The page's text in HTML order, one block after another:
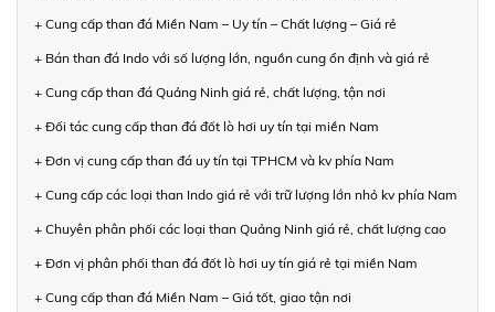
+ Cung cấp than đá Miền Nam – Uy tín – Chất lượng – Giá rẻ
+ Bán than đá Indo với số lượng lớn, nguồn cung ổn định và giá rẻ
+ Cung cấp than đá Quảng Ninh giá rẻ, chất lượng, tận nơi
+ Đối tác cung cấp than đá đốt lò hơi uy tín tại miền Nam
+ Đơn vị cung cấp than đá uy tín tại TPHCM và kv phía Nam
+ Cung cấp các loại than Indo giá rẻ với trữ lượng lớn nhỏ kv phía Nam
+ Chuyên phân phối các loại than Quảng Ninh giá rẻ, chất lượng cao
+ Đơn vị phân phối than đá đốt lò hơi uy tín giá rẻ tại miền Nam
+ Cung cấp than đá Miền Nam – Giá tốt, giao tận nơi